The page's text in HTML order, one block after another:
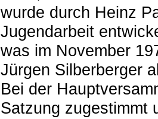
wurde durch Heinz
Jugendarbeit
was im November
Jürgen Silberberger
Bei der
Satzung zugestimmt